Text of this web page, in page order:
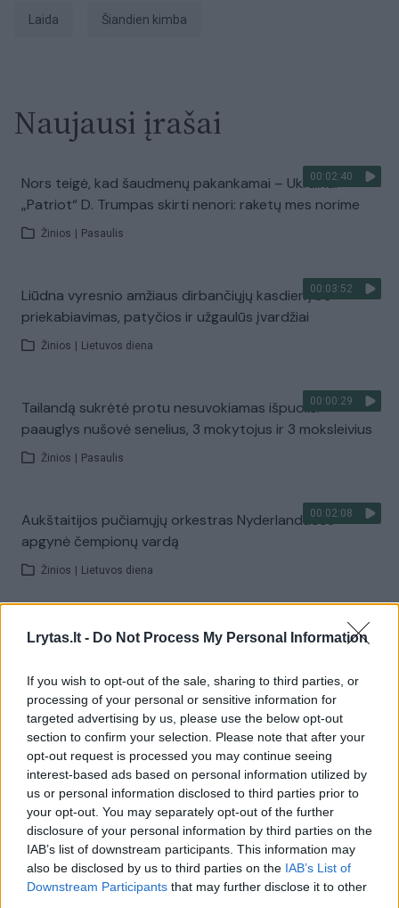
Lrytas.lt - Do Not Process My Personal Information
If you wish to opt-out of the sale, sharing to third parties, or
processing of your personal or sensitive information for
targeted advertising by us, please use the below opt-out
section to confirm your selection. Please note that after your
opt-out request is processed you may continue seeing
interest-based ads based on personal information utilized by
us or personal information disclosed to third parties prior to
your opt-out. You may separately opt-out of the further
disclosure of your personal information by third parties on the
IAB’s list of downstream participants. This information may
also be disclosed by us to third parties on the IAB’s List of
Downstream Participants that may further disclose it to other
laida šiandien kimba
Naujausi įrašai
00:02:40
Nors teigė, kad šaudmenų pakankamai – Ukrainai
„Patriot“ D. Trumpas skirti nenori: raketų mes norime
Žinios Pasaulis
00:03:52
Liūdna vyresnio amžiaus dirbančiųjų kasdienybė –
priekabiavimas, patyčios ir užgaulūs įvardžiai
Žinios Lietuvos diena
00:00:29
Tailandą sukrėtė protu nesuvokiamas išpuolis:
paauglys nušovė senelius, 3 mokytojus ir 3 moksleivius
Žinios Pasaulis
00:02:08
Aukštaitijos pučiamųjų orkestras Nyderlanduose
apgynė čempionų vardą
Žinios Lietuvos diena
Visi įrašai
Žiūrimiausi įrašai
00:00:30
Vaizdai iš tragiškos avarijos Vilniaus r.: dviejų moterų ir
vaiko gyvybių išgelbėti nepavyko
Žinios | Lietuvos diena
00:00:57
Savaitės vidurys nusimato karštas: temperatūra kils iki